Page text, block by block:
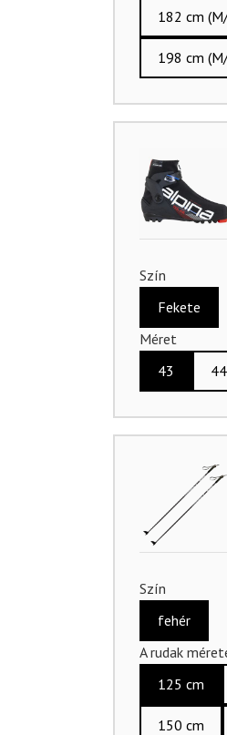
182 cm
198 cm
Szín
Fekete
Méret
43
44
Szín
fehér
A rudak
125 cm
150 cm